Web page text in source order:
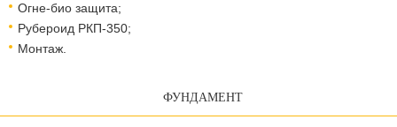
Огне-био защита;
Рубероид РКП-350;
Монтаж.
ФУНДАМЕНТ